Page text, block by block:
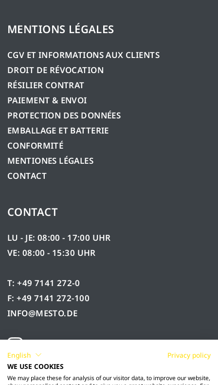
MENTIONS LÉGALES
CGV ET INFORMATIONS AUX CLIENTS
DROIT DE RÉVOCATION
RÉSILIER CONTRAT
PAIEMENT & ENVOI
PROTECTION DES DONNÉES
EMBALLAGE ET BATTERIE
CONFORMITÉ
MENTIONES LÉGALES
CONTACT
CONTACT
LU - JE: 08:00 - 17:00 UHR
VE: 08:00 - 15:30 UHR
T: +49 7141 272-0
F: +49 7141 272-100
INFO@MESTO.DE
English
Privacy policy
WE USE COOKIES
We may place these for analysis of our visitor data, to improve our website,